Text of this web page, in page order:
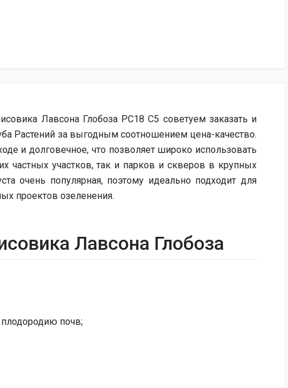
Лавсона Глобоза PC18 C5 советуем заказать и
Растений за выгодным соотношением цена-качество.
и долговечное, что позволяет широко использовать
частных участков, так и парков и скверов в крупных
очень популярная, поэтому идеально подходит для
проектов озеленения.
Лавсона Глобоза
плодородию почв;